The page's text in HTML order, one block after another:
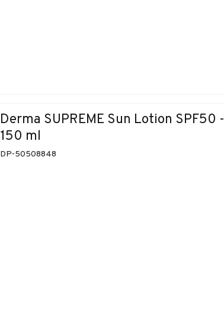
Derma SUPREME Sun Lotion SPF50 -
150 ml
DP-50508848